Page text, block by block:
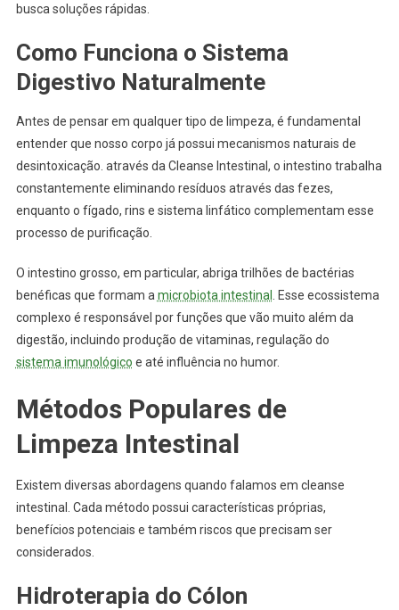
busca soluções rápidas.
Como Funciona o Sistema
Digestivo Naturalmente
Antes de pensar em qualquer tipo de limpeza, é fundamental
entender que nosso corpo já possui mecanismos naturais de
desintoxicação. através da Cleanse Intestinal, o intestino trabalha
constantemente eliminando resíduos através das fezes,
enquanto o fígado, rins e sistema linfático complementam esse
processo de purificação.
O intestino grosso, em particular, abriga trilhões de bactérias
benéficas que formam a microbiota intestinal
. Esse ecossistema
complexo é responsável por funções que vão muito além da
digestão, incluindo produção de vitaminas, regulação do
sistema imunológico e até influência no humor.
Métodos Populares de
Limpeza Intestinal
Existem diversas abordagens quando falamos em cleanse
intestinal. Cada método possui características próprias,
benefícios potenciais e também riscos que precisam ser
considerados.
Hidroterapia do Cólon